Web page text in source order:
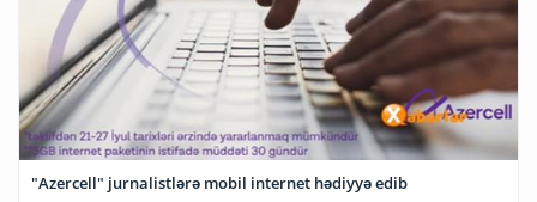
"Azercell" jurnalistlərə mobil internet hədiyyə edib